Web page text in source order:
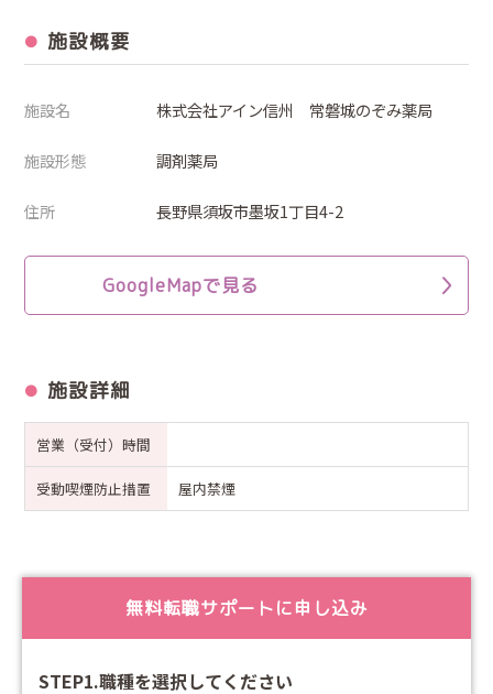
施設概要
施設名 株式会社アイン信州 常磐城のぞみ薬局
施設形態 調剤薬局
住所 長野県須坂市墨坂1丁目4-2
GoogleMapで見る
施設詳細
営業（受付）時間
受動喫煙防止措置 屋内禁煙
無料転職サポートに申し込み
STEP1.職種を選択してください